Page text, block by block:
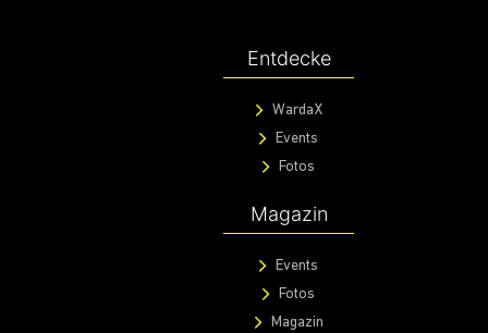
Entdecke
WardaX
Events
Fotos
Magazin
Events
Fotos
Magazin